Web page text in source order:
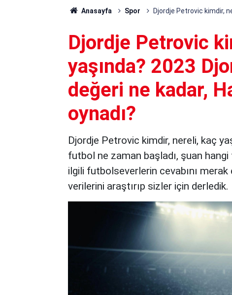
Anasayfa Spor Djordje Petrovic kimdir,
Djordje Petrovic
yaşında? 2023
değeri ne kadar,
oynadı?
Djordje Petrovic kimdir, nereli, kaç
futbol ne zaman başladı, şuan
ilgili futbolseverlerin cevabını
verilerini araştırıp sizler için derledik.